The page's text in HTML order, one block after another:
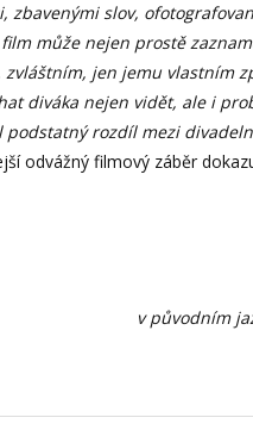
zbavenými slov,
může nejen prostě
jen jemu vlastním
diváka nejen vidět, ale i
podstatný rozdíl mezi
odvážný filmový záběr
v původním